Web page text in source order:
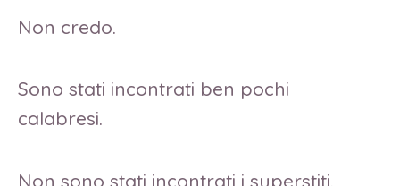
Non credo.
Sono stati incontrati ben pochi
calabresi.
Non sono stati incontrati i superstiti.